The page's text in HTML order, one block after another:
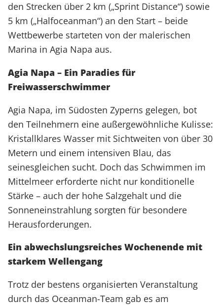
den Strecken über 2 km („Sprint Distance“) sowie
5 km („Halfoceanman“) an den Start – beide
Wettbewerbe starteten von der malerischen
Marina in Agia Napa aus.
Agia Napa – Ein Paradies für
Freiwasserschwimmer
Agia Napa, im Südosten Zyperns gelegen, bot
den Teilnehmern eine außergewöhnliche Kulisse:
Kristallklares Wasser mit Sichtweiten von über 30
Metern und einem intensiven Blau, das
seinesgleichen sucht. Doch das Schwimmen im
Mittelmeer erforderte nicht nur konditionelle
Stärke – auch der hohe Salzgehalt und die
Sonneneinstrahlung sorgten für besondere
Herausforderungen.
Ein abwechslungsreiches Wochenende mit
starkem Wellengang
Trotz der bestens organisierten Veranstaltung
durch das Oceanman-Team gab es am